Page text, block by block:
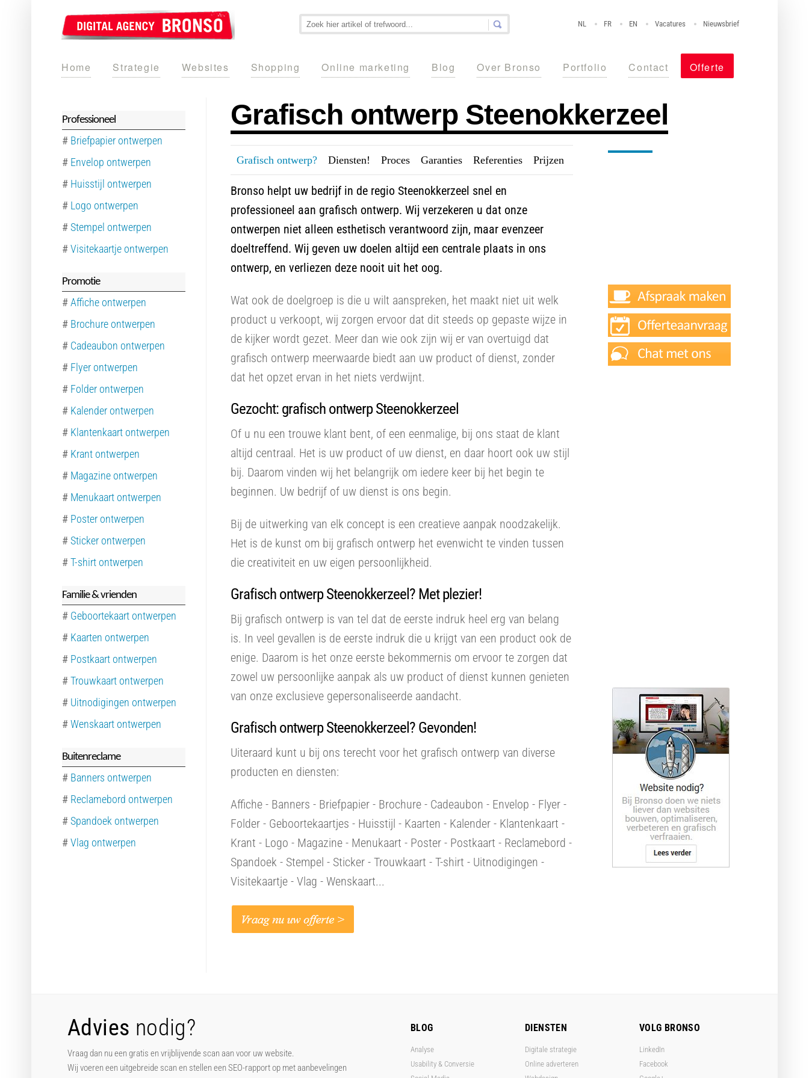
NL FR EN Vacatures Nieuwsbrief
Home Strategie Websites Shopping Online marketing Blog Over Bronso Portfolio Contact Offerte
Grafisch ontwerp Steenokkerzeel
Grafisch ontwerp?--- Diensten! Proces--- Garanties--- Referenties--- Prijzen
Bronso helpt uw bedrijf in de regio Steenokkerzeel snel en
professioneel aan grafisch ontwerp. Wij verzekeren u dat onze
ontwerpen niet alleen esthetisch verantwoord zijn, maar evenzeer
doeltreffend. Wij geven uw doelen altijd een centrale plaats in ons
ontwerp, en verliezen deze nooit uit het oog.
Wat ook de doelgroep is die u wilt aanspreken, het maakt niet uit welk
product u verkoopt, wij zorgen ervoor dat dit steeds op gepaste wijze in
de kijker wordt gezet. Meer dan wie ook zijn wij er van overtuigd dat
grafisch ontwerp meerwaarde biedt aan uw product of dienst, zonder
dat het opzet ervan in het niets verdwijnt.
Gezocht: grafisch ontwerp Steenokkerzeel
Of u nu een trouwe klant bent, of een eenmalige, bij ons staat de klant
altijd centraal. Het is uw product of uw dienst, en daar hoort ook uw stijl
bij. Daarom vinden wij het belangrijk om iedere keer bij het begin te
beginnen. Uw bedrijf of uw dienst is ons begin.
Bij de uitwerking van elk concept is een creatieve aanpak noodzakelijk.
Het is de kunst om bij grafisch ontwerp het evenwicht te vinden tussen
die creativiteit en uw eigen persoonlijkheid.
Grafisch ontwerp Steenokkerzeel? Met plezier!
Bij grafisch ontwerp is van tel dat de eerste indruk heel erg van belang
is. In veel gevallen is de eerste indruk die u krijgt van een product ook de
enige. Daarom is het onze eerste bekommernis om ervoor te zorgen dat
zowel uw persoonlijke aanpak als uw product of dienst kunnen genieten
van onze exclusieve gepersonaliseerde aandacht.
Grafisch ontwerp Steenokkerzeel? Gevonden!
Uiteraard kunt u bij ons terecht voor het grafisch ontwerp van diverse
producten en diensten:
Affiche - Banners - Briefpapier - Brochure - Cadeaubon - Envelop - Flyer -
Folder - Geboortekaartjes - Huisstijl - Kaarten - Kalender - Klantenkaart -
Krant - Logo - Magazine - Menukaart - Poster - Postkaart - Reclamebord -
Spandoek - Stempel - Sticker - Trouwkaart - T-shirt - Uitnodigingen -
Visitekaartje - Vlag - Wenskaart...
Professioneel
# Briefpapier ontwerpen
# Envelop ontwerpen
# Huisstijl ontwerpen
# Logo ontwerpen
#Stempel ontwerpen
#Visitekaartje ontwerpen
Promotie
#Affiche ontwerpen
# Brochure ontwerpen
# Cadeaubon ontwerpen
# Flyer ontwerpen
# Folder ontwerpen
# Kalender ontwerpen
# Klantenkaart ontwerpen
# Krant ontwerpen
# Magazine ontwerpen
# Menukaart ontwerpen
# Poster ontwerpen
#Sticker ontwerpen
#T-shirt ontwerpen
Familie & vrienden
# Geboortekaart ontwerpen
# Kaarten ontwerpen
# Postkaart ontwerpen
#Trouwkaart ontwerpen
# Uitnodigingen ontwerpen
#Wenskaart ontwerpen
Buitenreclame
# Banners ontwerpen
# Reclamebord ontwerpen
#Spandoek ontwerpen
#Vlag ontwerpen
Advies nodig?
Vraag dan nu een gratis en vrijblijvende scan aan voor uw website.
Wij voeren een uitgebreide scan en stellen een SEO-rapport op met aanbevelingen
BLOG
Analyse
Usability & Conversie
DIENSTEN
Digitale strategie
Online adverteren
VOLG BRONSO
LinkedIn
Facebook